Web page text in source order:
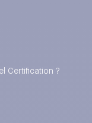
Certification ?